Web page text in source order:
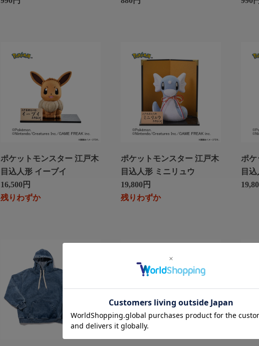
ポケットモンスター 江戸木
目込人形 イーブイ
16,500円
残りわずか
ポケットモンスター 江戸木
目込人形 ミニリュウ
19,800円
残りわずか
ポケ
目